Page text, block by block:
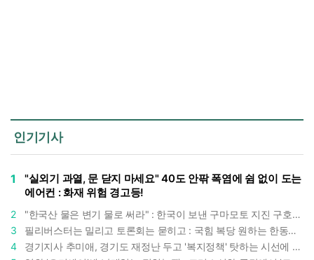
인기기사
1
"실외기 과열, 문 닫지 마세요" 40도 안팎 폭염에 쉼 없이 도는
에어컨 : 화재 위험 경고등!
2
"한국산 물은 변기 물로 써라" : 한국이 보낸 구마모토 지진 구호품에 한 일본인의 '어처구니 없는' 반응
3
필리버스터는 밀리고 토론회는 묻히고 : 국힘 복당 원하는 한동훈, '검사 정치'의 한계만 드러내나
4
경기지사 추미애, 경기도 재정난 두고 '복지정책' 탓하는 시선에 정면 반박 : "고령자와 아이 인구 급증"